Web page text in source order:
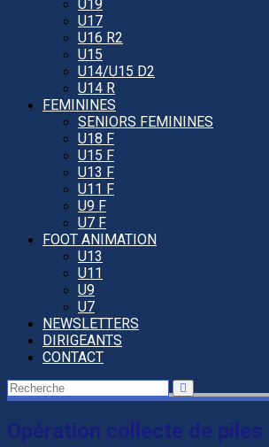
U19
U17
U16 R2
U15
U14/U15 D2
U14 R
FEMININES
SENIORS FEMININES
U18 F
U15 F
U13 F
U11 F
U9 F
U7 F
FOOT ANIMATION
U13
U11
U9
U7
NEWSLETTERS
DIRIGEANTS
CONTACT
Opération collecte de